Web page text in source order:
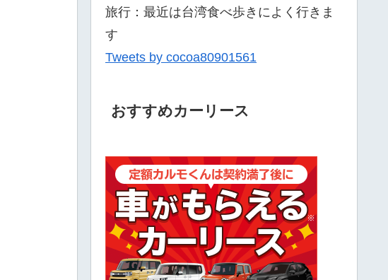
旅行：最近は台湾食べ歩きによく行きま
す
Tweets by cocoa80901561
おすすめカーリース